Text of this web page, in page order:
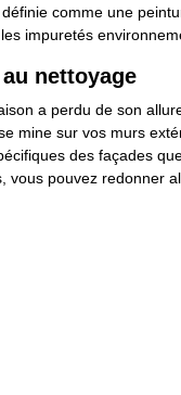
comme une
impuretés
nettoyage
a perdu de son
mine sur vos murs
des façades
vous pouvez redonner